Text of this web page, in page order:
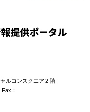
ルコンスクエア 2 階
：